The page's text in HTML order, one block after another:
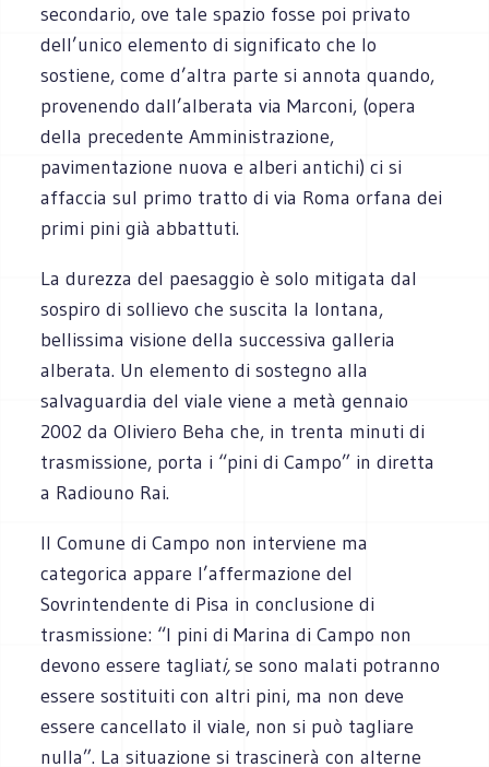
secondario, ove tale spazio fosse poi privato
dell’unico elemento di significato che lo
sostiene, come d’altra parte si annota quando,
provenendo dall’alberata via Marconi, (opera
della precedente Amministrazione,
pavimentazione nuova e alberi antichi) ci si
affaccia sul primo tratto di via Roma orfana dei
primi pini già abbattuti.
La durezza del paesaggio è solo mitigata dal
sospiro di sollievo che suscita la lontana,
bellissima visione della successiva galleria
alberata. Un elemento di sostegno alla
salvaguardia del viale viene a metà gennaio
2002 da Oliviero Beha che, in trenta minuti di
trasmissione, porta i “pini di Campo” in diretta
a Radiouno Rai.
Il Comune di Campo non interviene ma
categorica appare l’affermazione del
Sovrintendente di Pisa in conclusione di
trasmissione: “I pini di Marina di Campo non
devono essere tagliati,se sono malati potranno
essere sostituiti con altri pini, ma non deve
essere cancellato il viale, non si può tagliare
nulla”. La situazione si trascinerà con alterne